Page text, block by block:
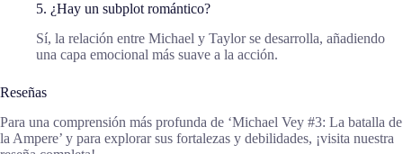
5. ¿Hay un subplot romántico?
Sí, la relación entre Michael y Taylor se desarrolla, añadiendo
una capa emocional más suave a la acción.
Reseñas
Para una comprensión más profunda de ‘Michael Vey #3: La batalla de
la Ampere’ y para explorar sus fortalezas y debilidades, ¡visita nuestra